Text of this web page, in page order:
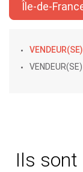
Île-de-
Ils